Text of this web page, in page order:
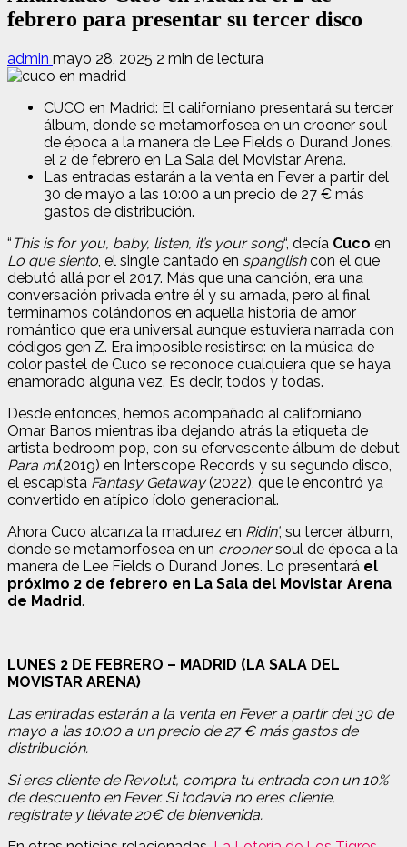
febrero para presentar su tercer disco
admin mayo 28, 2025 2 min de lectura
CUCO en Madrid: El californiano presentará su tercer
álbum, donde se metamorfosea en un crooner soul
de época a la manera de Lee Fields o Durand Jones,
el 2 de febrero en La Sala del Movistar Arena.
Las entradas estarán a la venta en Fever a partir del
30 de mayo a las 10:00 a un precio de 27 € más
gastos de distribución.
“ This is for you, baby, listen, it’s your song“, decía Cuco en
Lo que siento, el single cantado en spanglishcon el que
debutó allá por el 2017. Más que una canción, era una
conversación privada entre él y su amada, pero al final
terminamos colándonos en aquella historia de amor
romántico que era universal aunque estuviera narrada con
códigos gen Z. Era imposible resistirse: en la música de
color pastel de Cuco se reconoce cualquiera que se haya
enamorado alguna vez. Es decir, todos y todas.
Desde entonces, hemos acompañado al californiano
Omar Banos mientras iba dejando atrás la etiqueta de
artista bedroom pop, con su efervescente álbum de debut
Para mí(2019) en Interscope Records y su segundo disco,
el escapista Fantasy Getaway(2022), que le encontró ya
convertido en atípico ídolo generacional.
Ahora Cuco alcanza la madurez en Ridin’, su tercer álbum,
donde se metamorfosea en un croonersoul de época a la
manera de Lee Fields o Durand Jones. Lo presentará el
próximo 2 de febrero en La Sala del Movistar Arena
de Madrid.
LUNES 2 DE FEBRERO – MADRID (LA SALA DEL
MOVISTAR ARENA)
Las entradas estarán a la venta en Fever a partir del 30 de
mayo a las 10:00 a un precio de 27 € más gastos de
distribución.
Si eres cliente de Revolut, compra tu entrada con un 10%
de descuento en Fever. Si todavía no eres cliente,
regístrate y llévate 20€ de bienvenida.